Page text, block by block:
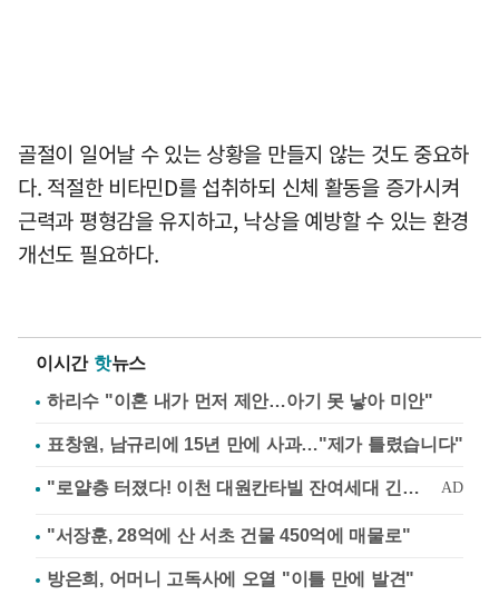
골절이 일어날 수 있는 상황을 만들지 않는 것도 중요하
다. 적절한 비타민D를 섭취하되 신체 활동을 증가시켜
근력과 평형감을 유지하고, 낙상을 예방할 수 있는 환경
개선도 필요하다.
이시간 핫뉴스
하리수 "이혼 내가 먼저 제안…아기 못 낳아 미안"
표창원, 남규리에 15년 만에 사과…"제가 틀렸습니다"
"서장훈, 28억에 산 서초 건물 450억에 매물로"
방은희, 어머니 고독사에 오열 "이틀 만에 발견"